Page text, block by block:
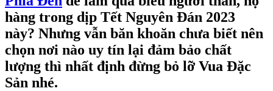
hàng trong dịp Tết Nguyên Đán 2023
này? Nhưng vẫn băn khoăn chưa biết nên
chọn nơi nào uy tín lại đảm bảo chất
lượng thì nhất định đừng bỏ lỡ Vua Đặc
Sản nhé.